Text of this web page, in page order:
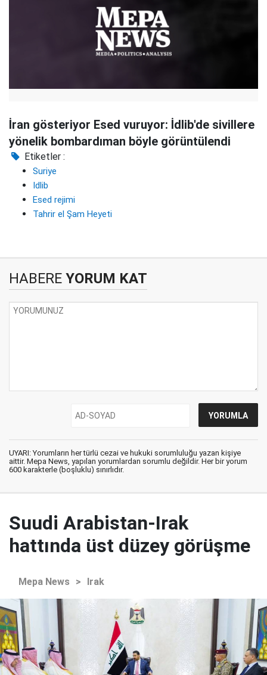
İran gösteriyor Esed vuruyor: İdlib'de sivillere
yönelik bombardıman böyle görüntülendi
Etiketler :
Suriye
Idlib
Esed rejimi
Tahrir el Şam Heyeti
HABERE YORUM KAT
UYARI: Yorumların her türlü cezai ve hukuki sorumluluğu yazan kişiye
aittir. Mepa News, yapılan yorumlardan sorumlu değildir. Her bir yorum
600 karakterle (boşluklu) sınırlıdır.
Suudi Arabistan-Irak
hattında üst düzey görüşme
Mepa News > Irak